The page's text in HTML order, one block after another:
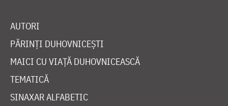
AUTORI
PĂRINȚI DUHOVNICEȘTI
MAICI CU VIAȚĂ DUHOVNICEASCĂ
TEMATICĂ
SINAXAR ALFABETIC